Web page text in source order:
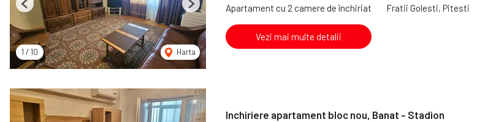
1 / 10 Harta
Previous Next Apartament cu 2 camere de închiriat Fratii Golesti, Pitesti
Vezi mai multe detalii
Inchiriere apartament bloc nou, Banat - Stadion